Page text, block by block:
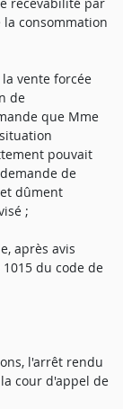
consommation
vente forcée
de
que Mme
pouvait
de
dûment
;
après avis
du code de
l'arrêt rendu
cour d'appel de